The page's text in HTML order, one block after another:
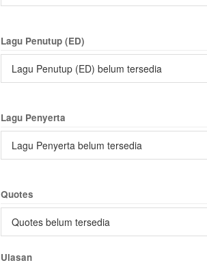
Lagu Penutup (ED)
Lagu Penutup (ED) belum tersedia
Lagu Penyerta
Lagu Penyerta belum tersedia
Quotes
Quotes belum tersedia
Ulasan